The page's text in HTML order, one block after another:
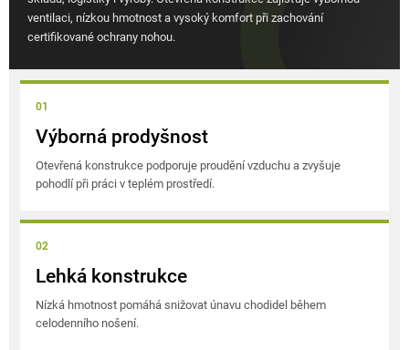
p
r
k
y
ý
i
s
u
ventilaci, nízkou hmotnost a vysoký komfort při zachování
certifikované ochrany nohou.
01
Výborná prodyšnost
Otevřená konstrukce podporuje proudění vzduchu a zvyšuje
pohodlí při práci v teplém prostředí.
02
Lehká konstrukce
Nízká hmotnost pomáhá snižovat únavu chodidel během
celodenního nošení.